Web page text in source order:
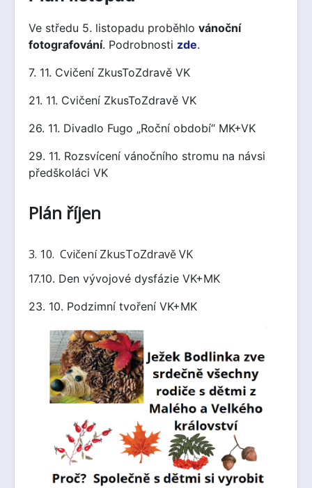
Ve středu 5. listopadu proběhlo vánoční
fotografování. Podrobnosti zde.
7. 11. Cvičení ZkusToZdravě VK
21. 11. Cvičení ZkusToZdravě VK
26. 11. Divadlo Fugo „Roční období“ MK+VK
29. 11. Rozsvícení vánočního stromu na návsi
předškoláci VK
Plán říjen
3. 10. Cvičení ZkusToZdravě VK
17.10. Den vývojové dysfázie VK+MK
23. 10. Podzimní tvoření VK+MK